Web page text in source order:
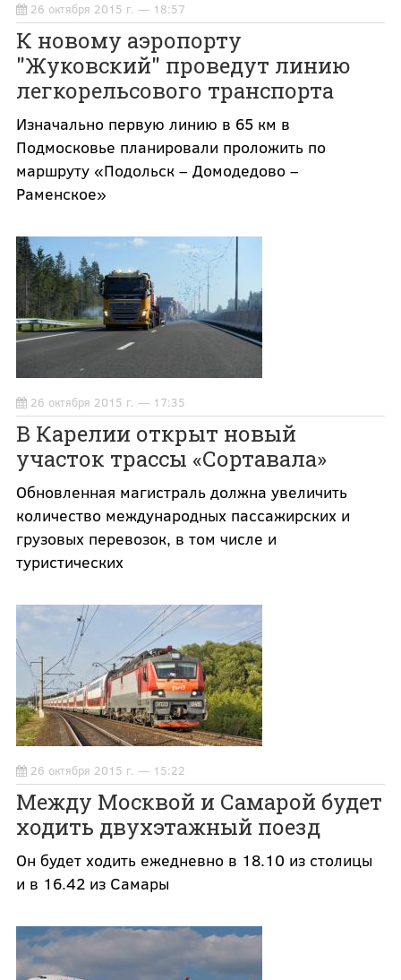
26 октября 2015 г. — 18:57
К новому аэропорту
"Жуковский" проведут линию
легкорельсового транспорта
Изначально первую линию в 65 км в
Подмосковье планировали проложить по
маршруту «Подольск – Домодедово –
Раменское»
26 октября 2015 г. — 17:35
В Карелии открыт новый
участок трассы «Сортавала»
Обновленная магистраль должна увеличить
количество международных пассажирских и
грузовых перевозок, в том числе и
туристических
26 октября 2015 г. — 15:22
Между Москвой и Самарой будет
ходить двухэтажный поезд
Он будет ходить ежедневно в 18.10 из столицы
и в 16.42 из Самары